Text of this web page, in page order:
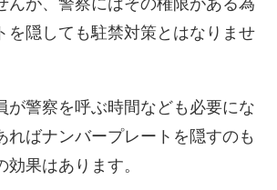
んが、警察にはその権限がある為
を隠しても駐禁対策とはなりませ
が警察を呼ぶ時間なども必要にな
ればナンバープレートを隠すのも
果はあります。